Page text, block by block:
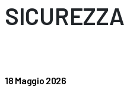
SICUREZZA
18 Maggio 2026